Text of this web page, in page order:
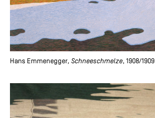
Hans Emmenegger, Schneeschmelze, 1908/1909